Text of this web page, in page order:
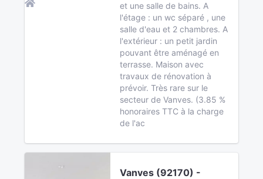
et une salle de bains. A
l'étage : un wc séparé , une
salle d'eau et 2 chambres. A
l'extérieur : un petit jardin
pouvant être aménagé en
terrasse. Maison avec
travaux de rénovation à
prévoir. Très rare sur le
secteur de Vanves. (3.85 %
honoraires TTC à la charge
de l'ac
Vanves (92170) -